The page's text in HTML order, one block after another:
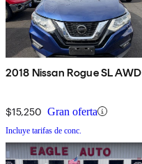
2018 Nissan Rogue SL AWD
$15,250 Gran oferta
Incluye tarifas de conc.